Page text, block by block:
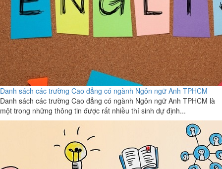
Danh sách các trường Cao đẳng có ngành Ngôn ngữ Anh TPHCM
Danh sách các trường Cao đẳng có ngành Ngôn ngữ Anh TPHCM là
một trong những thông tin được rất nhiều thí sinh dự định...